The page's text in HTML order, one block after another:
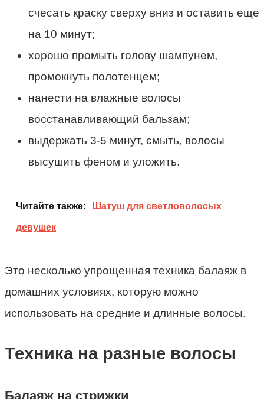
счесать краску сверху вниз и оставить еще
на 10 минут;
хорошо промыть голову шампунем,
промокнуть полотенцем;
нанести на влажные волосы
восстанавливающий бальзам;
выдержать 3-5 минут, смыть, волосы
высушить феном и уложить.
Читайте также: Шатуш для светловолосых
девушек
Это несколько упрощенная техника балаяж в
домашних условиях, которую можно
использовать на средние и длинные волосы.
Техника на разные волосы
Балаяж на стрижки